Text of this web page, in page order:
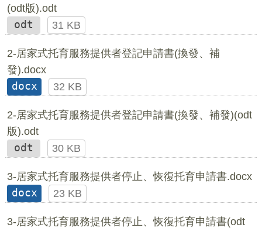
(odt版).odt
odt
31 KB
2-居家式托育服務提供者登記申請書(換發、補
發).docx
docx
32 KB
2-居家式托育服務提供者登記申請書(換發、補發)(odt
版).odt
odt
30 KB
3-居家式托育服務提供者停止、恢復托育申請書.docx
docx
23 KB
3-居家式托育服務提供者停止、恢復托育申請書(odt